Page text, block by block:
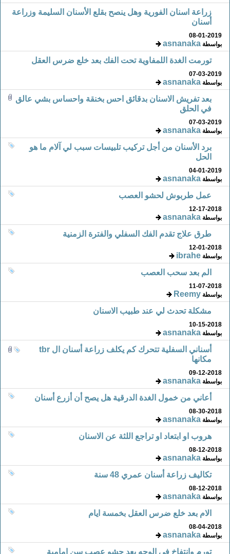
زراعة اسنان الفورية وهل ينصح بقلع الأسنان السليمة وزراعة
أسنان
08-01-2019
بواسطةasnanaka
تورمت الغدة اللمفاوية تحت الفك بعد خلع ضرس العقل
07-03-2019
بواسطةasnanaka
بعد تفريش الاسنان بدقائق احس بخنقة واحساس بشي عالق
في الحلق
07-03-2019
بواسطةasnanaka
برد الأسنان من أجل تركيب تلبيسات سبب لي آلام ما هو
الحل
04-01-2019
بواسطةasnanaka
عمل طربوش لحشو العصب
12-17-2018
بواسطةasnanaka
طرق علاج تقدم الفك السفلي والفترة الزمنية
12-01-2018
بواسطةibrahe
الم بعد سحب العصب
11-07-2018
بواسطةReemy
مشكلة تحدث لي عند طبيب الاسنان
10-15-2018
بواسطةasnanaka
أسناني السفلية تتحرك كم يكلف زراعة أسنان ال tbr
مكانها
09-12-2018
بواسطةasnanaka
أعاني من خمول الغدة الدرقية هل يصح أن أزرع أسنان
08-30-2018
بواسطةasnanaka
هروب او ابتعاد او تراجع اللثة عن الاسنان
08-12-2018
بواسطةasnanaka
تكاليف زراعة أسنان عمري 48 سنة
08-12-2018
بواسطةasnanaka
الام بعد خلع ضرس العقل بخمسة ايام
08-04-2018
بواسطةasnanaka
تورم وانتفاخ في الوجه بعد حشو عصب سن امامية